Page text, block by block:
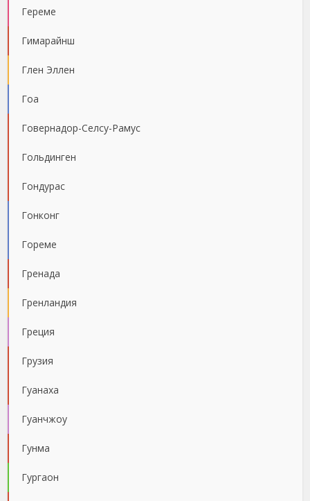
Гереме
Гимарайнш
Глен Эллен
Гоа
Говернадор-Селсу-Рамус
Гольдинген
Гондурас
Гонконг
Гореме
Гренада
Гренландия
Греция
Грузия
Гуанаха
Гуанчжоу
Гунма
Гургаон